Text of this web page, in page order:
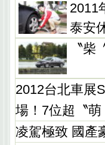
2011
泰安
〝
2012台北車展
場！7位超〝
凌駕極致 國產